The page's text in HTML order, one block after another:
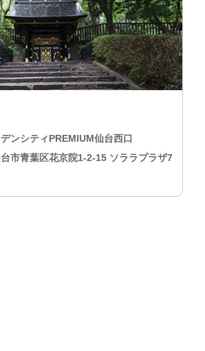
ンシティPREMIUM仙台西口
市青葉区花京院1-2-15 ソララプラザ7